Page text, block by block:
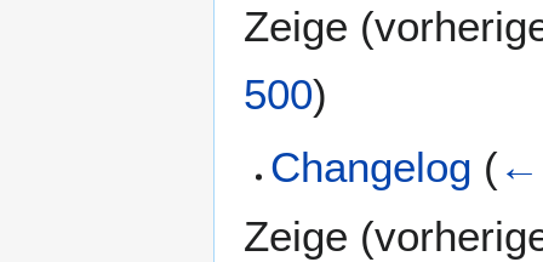
Zeige (
500)
Changelog (←
Zeige (